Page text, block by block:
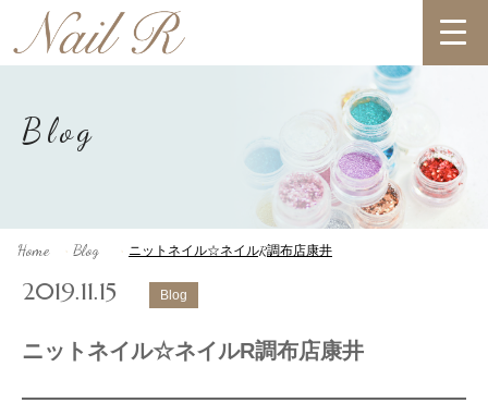
Blog
Home > Blog > ニットネイル☆ネイルR調布店康井
2019.11.15 Blog
ニットネイル☆ネイルR調布店康井